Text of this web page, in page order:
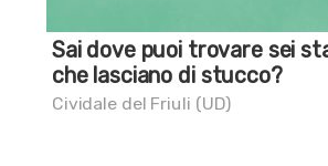
Sai dove puoi trovare sei
che lasciano di stucco?
Cividale del Friuli (UD)